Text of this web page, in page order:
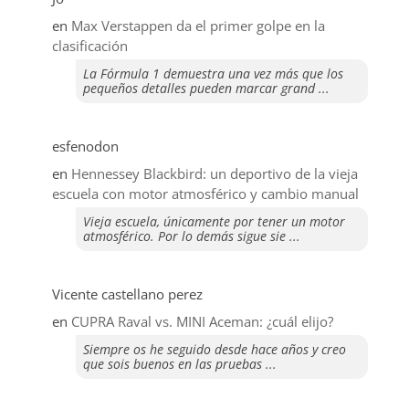
en Max Verstappen da el primer golpe en la
clasificación
La Fórmula 1 demuestra una vez más que los
pequeños detalles pueden marcar grand ...
esfenodon
en Hennessey Blackbird: un deportivo de la vieja
escuela con motor atmosférico y cambio manual
Vieja escuela, únicamente por tener un motor
atmosférico. Por lo demás sigue sie ...
Vicente castellano perez
en CUPRA Raval vs. MINI Aceman: ¿cuál elijo?
Siempre os he seguido desde hace años y creo
que sois buenos en las pruebas ...